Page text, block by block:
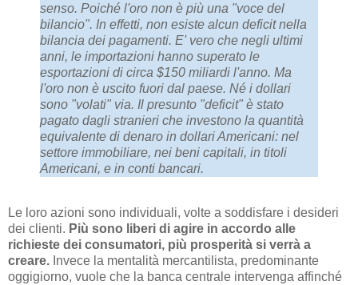
senso. Poiché l'oro non è più una "voce del
bilancio". In effetti, non esiste alcun deficit nella
bilancia dei pagamenti. E' vero che negli ultimi
anni, le importazioni hanno superato le
esportazioni di circa $150 miliardi l'anno. Ma
l'oro non è uscito fuori dal paese. Né i dollari
sono "volati" via. Il presunto "deficit" è stato
pagato dagli stranieri che investono la quantità
equivalente di denaro in dollari Americani: nel
settore immobiliare, nei beni capitali, in titoli
Americani, e in conti bancari.
Le loro azioni sono individuali, volte a soddisfare i desideri
dei clienti. Più sono liberi di agire in accordo alle
richieste dei consumatori, più prosperità si verrà a
creare. Invece la mentalità mercantilista, predominante
oggigiorno, vuole che la banca centrale intervenga affinché